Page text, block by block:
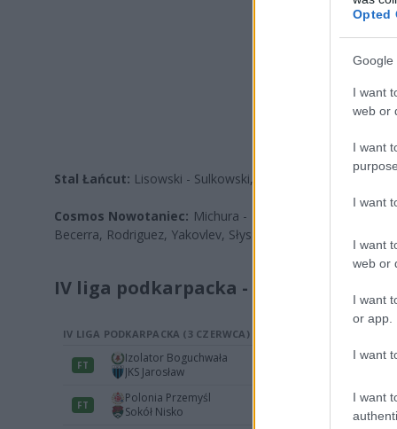
Opted
Google
I want
web or
I want
I want
I want
web or
I want
or app.
I want
I want
Stal Łańcut: Lisowski - Sulkowski, Sitek, Jaskot, Cwynar -
Cosmos Nowotaniec: Michura - Hostaniol (59. Pirnach),
Becerra, Rodriguez, Yakovlev, Słysz (74. Yatsyna)
IV liga podkarpacka - 32. kolejka: